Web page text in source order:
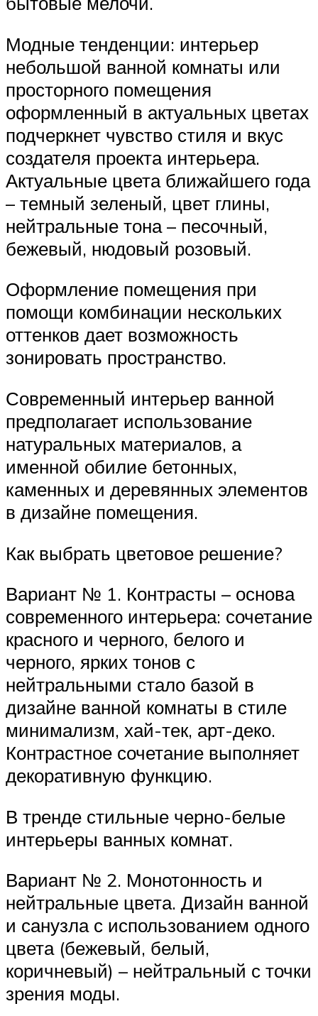
Модные тенденции: интерьер
небольшой ванной комнаты или
просторного помещения
оформленный в актуальных цветах
подчеркнет чувство стиля и вкус
создателя проекта интерьера.
Актуальные цвета ближайшего года
– темный зеленый, цвет глины,
нейтральные тона – песочный,
бежевый, нюдовый розовый.
Оформление помещения при
помощи комбинации нескольких
оттенков дает возможность
зонировать пространство.
Современный интерьер ванной
предполагает использование
натуральных материалов, а
именной обилие бетонных,
каменных и деревянных элементов
в дизайне помещения.
Как выбрать цветовое решение?
Вариант № 1. Контрасты – основа
современного интерьера: сочетание
красного и черного, белого и
черного, ярких тонов с
нейтральными стало базой в
дизайне ванной комнаты в стиле
минимализм, хай-тек, арт-деко.
Контрастное сочетание выполняет
декоративную функцию.
В тренде стильные черно-белые
интерьеры ванных комнат.
Вариант № 2. Монотонность и
нейтральные цвета. Дизайн ванной
и санузла с использованием одного
цвета (бежевый, белый,
коричневый) – нейтральный с точки
зрения моды.